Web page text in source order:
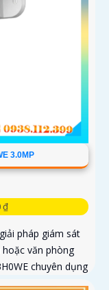
3.0MP
₫
pháp giám sát
văn phòng
chuyên dụng
người & phương